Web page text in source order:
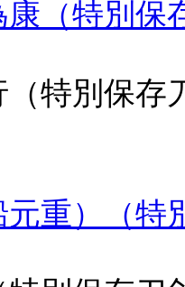
（特別保
（特別保
重）（特